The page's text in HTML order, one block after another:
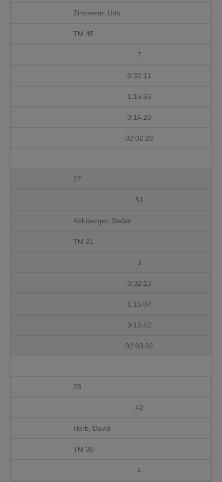
Zimmerer, Udo
TM 45
7
0:32:11
1:15:55
0:14:20
02:02:26
27
51
Kölnberger, Stefan
TM 21
3
0:32:13
1:15:07
0:15:42
02:03:02
28
42
Herb, David
TM 30
4